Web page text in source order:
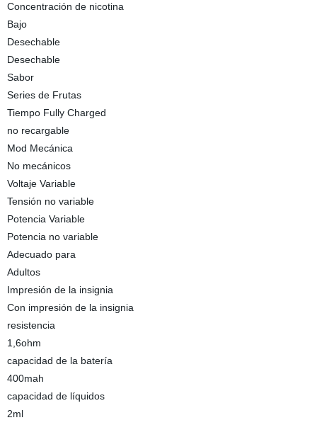
Concentración de nicotina
Bajo
Desechable
Desechable
Sabor
Series de Frutas
Tiempo Fully Charged
no recargable
Mod Mecánica
No mecánicos
Voltaje Variable
Tensión no variable
Potencia Variable
Potencia no variable
Adecuado para
Adultos
Impresión de la insignia
Con impresión de la insignia
resistencia
1,6ohm
capacidad de la batería
400mah
capacidad de líquidos
2ml